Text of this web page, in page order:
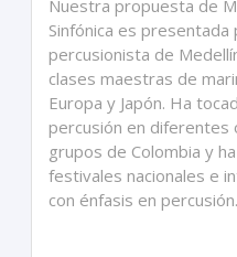
Nuestra propuesta de
Sinfónica es presentada
percusionista de
clases maestras de
Europa y Japón. Ha
percusión en diferentes
grupos de Colombia y
festivales nacionales e
con énfasis en percusión.